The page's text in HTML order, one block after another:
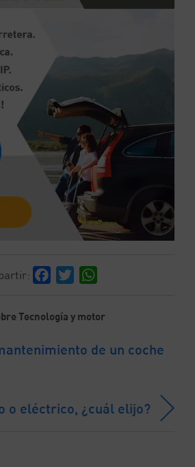
Facebook
Twitter
Tecnología y motor
de un coche
o eléctrico, ¿cuál elijo?